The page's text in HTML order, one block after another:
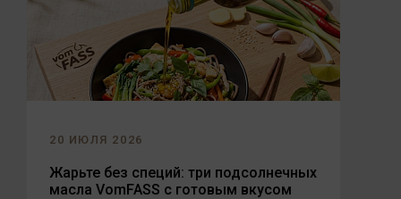
20 ИЮЛЯ 2026
Жарьте без специй: три подсолнечных
масла VomFASS с готовым вкусом